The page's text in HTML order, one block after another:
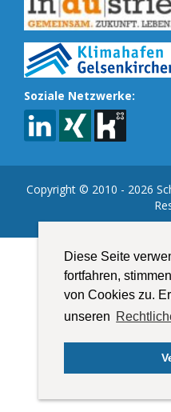
Diese Seite
fortfahren,
von Cookies zu.
unseren
Soziale Netzwerke:
Copyright © 2010 - 2026